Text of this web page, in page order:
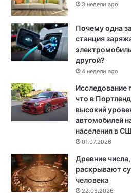
3 недели ago
Почему одна
станция
другой?
4 недели ago
Исследование
что в
высокий
автомобилей
населения в
01.07.2026
Древние
раскрывают
человека
22.05.2026